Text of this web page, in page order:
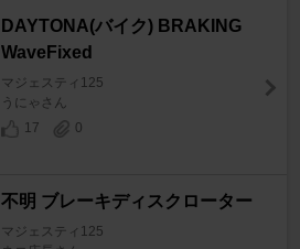
DAYTONA(バイク) BRAKING
WaveFixed
マジェスティ125
うにゃさん
17
0
不明 ブレーキディスクローター
マジェスティ125